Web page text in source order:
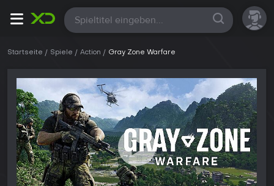
Alle
Startseite Spiele Action Gray Zone Warfare